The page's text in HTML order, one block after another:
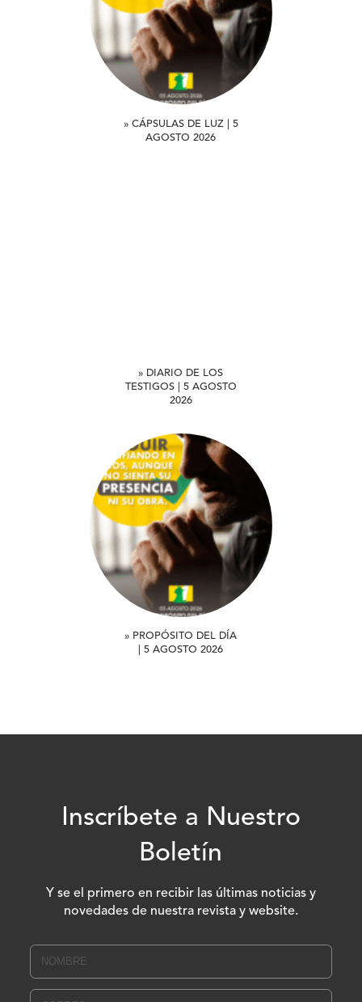
» CÁPSULAS DE LUZ | 5
AGOSTO 2026
» DIARIO DE LOS
TESTIGOS | 5 AGOSTO
2026
» PROPÓSITO DEL DÍA
| 5 AGOSTO 2026
Inscríbete a Nuestro
Boletín
Y se el primero en recibir las últimas noticias y
novedades de nuestra revista y website.